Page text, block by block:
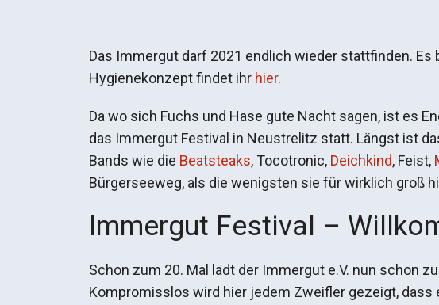
Das Immergut darf 2021 endlich wieder stattfinden.
Hygienekonzept findet ihr hier.
Da wo sich Fuchs und Hase gute Nacht sagen, ist es
das Immergut Festival in Neustrelitz statt. Längst ist
Bands wie die Beatsteaks, Tocotronic, Deichkind, Feist,
Bürgerseeweg, als die wenigsten sie für wirklich groß
Immergut Festival –
Schon zum 20. Mal lädt der Immergut e.V. nun schon
Kompromisslos wird hier jedem Zweifler gezeigt,